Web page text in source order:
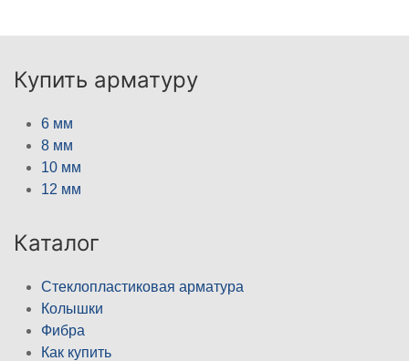
Купить арматуру
6 мм
8 мм
10 мм
12 мм
Каталог
Стеклопластиковая арматура
Колышки
Фибра
Как купить